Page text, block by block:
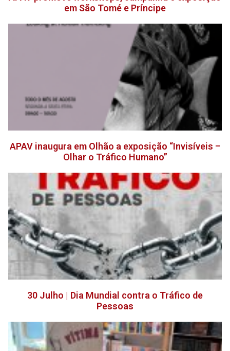
em São Tomé e Príncipe
APAV inaugura em Olhão a exposição “Invisíveis –
Olhar o Tráfico Humano”
30 Julho | Dia Mundial contra o Tráfico de
Pessoas